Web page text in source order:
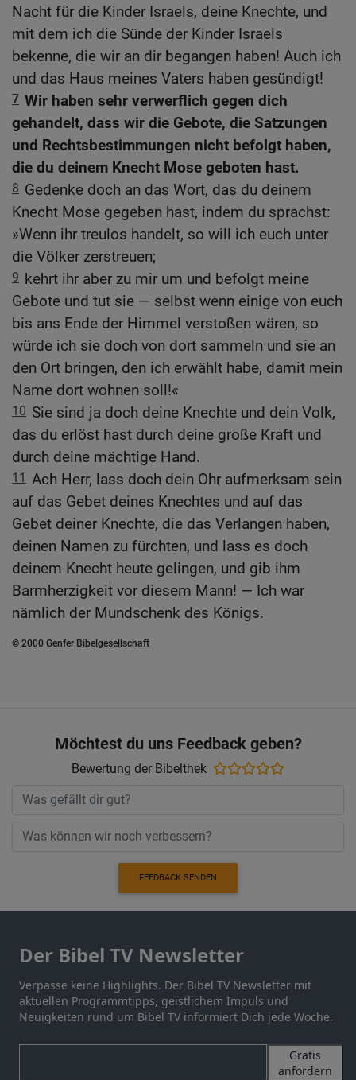
Nacht für die Kinder Israels, deine Knechte, und
mit dem ich die Sünde der Kinder Israels
bekenne, die wir an dir begangen haben! Auch ich
und das Haus meines Vaters haben gesündigt!
7 Wir haben sehr verwerflich gegen dich
gehandelt, dass wir die Gebote, die Satzungen
und Rechtsbestimmungen nicht befolgt haben,
die du deinem Knecht Mose geboten hast.
8 Gedenke doch an das Wort, das du deinem
Knecht Mose gegeben hast, indem du sprachst:
»Wenn ihr treulos handelt, so will ich euch unter
die Völker zerstreuen;
9 kehrt ihr aber zu mir um und befolgt meine
Gebote und tut sie — selbst wenn einige von euch
bis ans Ende der Himmel verstoßen wären, so
würde ich sie doch von dort sammeln und sie an
den Ort bringen, den ich erwählt habe, damit mein
Name dort wohnen soll!«
10 Sie sind ja doch deine Knechte und dein Volk,
das du erlöst hast durch deine große Kraft und
durch deine mächtige Hand.
11 Ach Herr, lass doch dein Ohr aufmerksam sein
auf das Gebet deines Knechtes und auf das
Gebet deiner Knechte, die das Verlangen haben,
deinen Namen zu fürchten, und lass es doch
deinem Knecht heute gelingen, und gib ihm
Barmherzigkeit vor diesem Mann! — Ich war
nämlich der Mundschenk des Königs.
© 2000 Genfer Bibelgesellschaft
Möchtest du uns Feedback geben?
Bewertung der Bibelthek
FEEDBACK SENDEN
Der Bibel TV Newsletter
Verpasse keine Highlights. Der Bibel TV Newsletter mit
aktuellen Programmtipps, geistlichem Impuls und
Neuigkeiten rund um Bibel TV informiert Dich jede Woche.
Gratis
anfordern